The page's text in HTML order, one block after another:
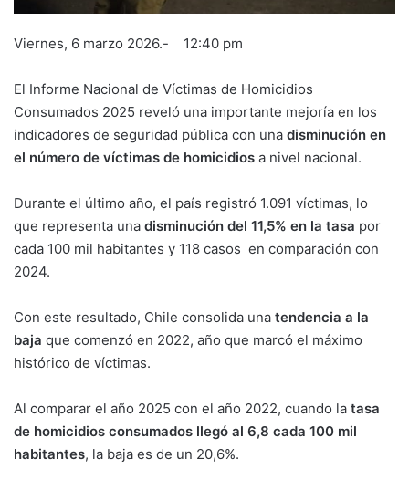
Viernes, 6 marzo 2026.- 12:40 pm
El Informe Nacional de Víctimas de Homicidios
Consumados 2025 reveló una importante mejoría en los
indicadores de seguridad pública con una disminución en
el número de víctimas de homicidios a nivel nacional.
Durante el último año, el país registró 1.091 víctimas, lo
que representa una disminución del 11,5% en la tasa por
cada 100 mil habitantes y 118 casos en comparación con
2024.
Con este resultado, Chile consolida una tendencia a la
baja que comenzó en 2022, año que marcó el máximo
histórico de víctimas.
Al comparar el año 2025 con el año 2022, cuando la tasa
de homicidios consumados llegó al 6,8 cada 100 mil
habitantes, la baja es de un 20,6%.